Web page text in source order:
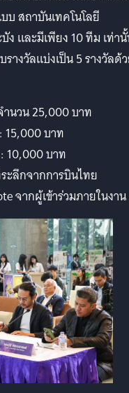
สถาบันเทคโนโลยี
และมีเพียง 10 ทีม เท่า
างวัลแบ่งเป็น 5 รางวัลด้
ำนวน 25,000 บาท
15,000 บาท
10,000 บาท
ะลึกจากการบินไทย
จากผู้เข้าร่วมภายในงาน